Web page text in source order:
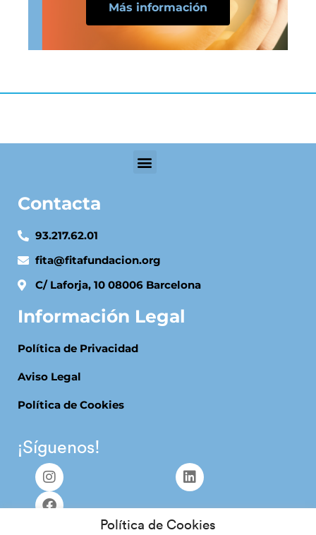
Más información
Contacta
93.217.62.01
fita@fitafundacion.org
C/ Laforja, 10 08006 Barcelona
Información Legal
Política de Privacidad
Aviso Legal
Política de Cookies
¡Síguenos!
Política de Cookies